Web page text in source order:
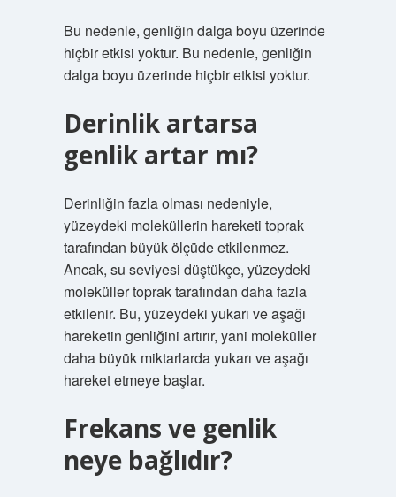
Bu nedenle, genliğin dalga boyu üzerinde
hiçbir etkisi yoktur. Bu nedenle, genliğin
dalga boyu üzerinde hiçbir etkisi yoktur.
Derinlik artarsa
genlik artar mı?
Derinliğin fazla olması nedeniyle,
yüzeydeki moleküllerin hareketi toprak
tarafından büyük ölçüde etkilenmez.
Ancak, su seviyesi düştükçe, yüzeydeki
moleküller toprak tarafından daha fazla
etkilenir. Bu, yüzeydeki yukarı ve aşağı
hareketin genliğini artırır, yani moleküller
daha büyük miktarlarda yukarı ve aşağı
hareket etmeye başlar.
Frekans ve genlik
neye bağlıdır?